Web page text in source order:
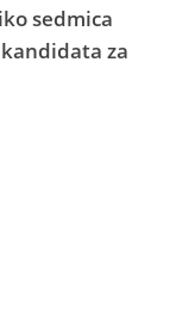
sedmica
za